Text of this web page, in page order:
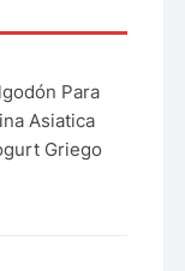
Para
Asiatica
Griego